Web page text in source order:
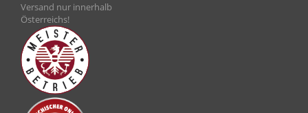
Versand nur innerhalb
Österreichs!